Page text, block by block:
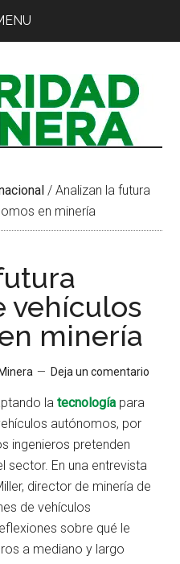
/ Analizan la futura
en minería
vehículos
minería
Deja un comentario
latecnología para
autónomos, por
ingenieros pretenden
sector. En una entrevista
director de minería de
de vehículos
sobre qué le
a mediano y largo